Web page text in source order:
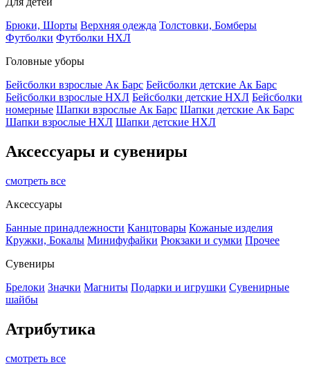
Брюки, Шорты Верхняя одежда Толстовки, Бомберы
Футболки Футболки НХЛ
Головные уборы
Бейсболки взрослые Ак Барс Бейсболки детские Ак Барс
Бейсболки взрослые НХЛ Бейсболки детские НХЛ Бейсболки
номерные Шапки взрослые Ак Барс Шапки детские Ак Барс
Шапки взрослые НХЛ Шапки детские НХЛ
Аксессуары и сувениры
смотреть все
Аксессуары
Банные принадлежности Канцтовары Кожаные изделия
Кружки, Бокалы Минифуфайки Рюкзаки и сумки Прочее
Сувениры
Брелоки Значки Магниты Подарки и игрушки Сувенирные
шайбы
Атрибутика
смотреть все